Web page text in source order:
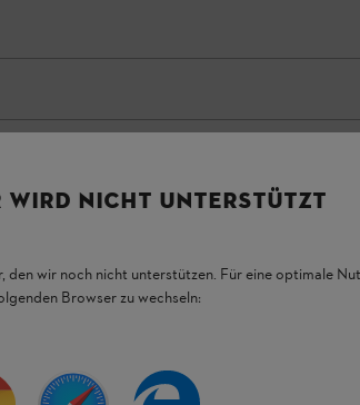
WIRD NICHT UNTERSTÜTZT
den wir noch nicht unterstützen. Für eine optimale
Browser zu wechseln: